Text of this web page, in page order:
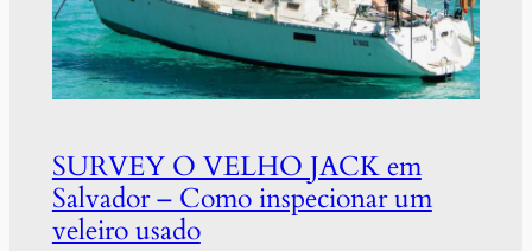
SURVEY O VELHO JACK em
Salvador – Como inspecionar um
veleiro usado